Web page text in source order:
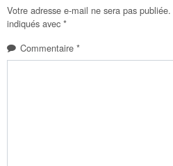
Votre adresse e-mail ne sera pas publiée.
indiqués avec *
Commentaire *